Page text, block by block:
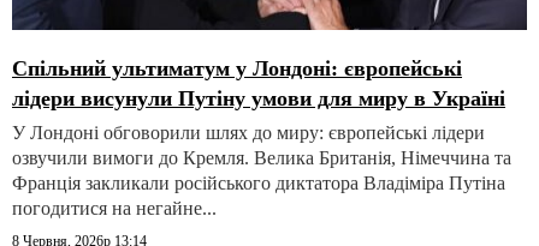
Спільний ультиматум у Лондоні: європейські
лідери висунули Путіну умови для миру в Україні
У Лондоні обговорили шлях до миру: європейські лідери
озвучили вимоги до Кремля. Велика Британія, Німеччина та
Франція закликали російського диктатора Владіміра Путіна
погодитися на негайне...
8 Червня, 2026р 13:14